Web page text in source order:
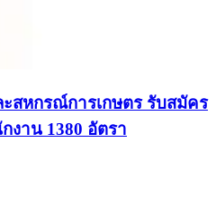
สหกรณ์การเกษตร รับสมัคร
งาน 1380 อัตรา